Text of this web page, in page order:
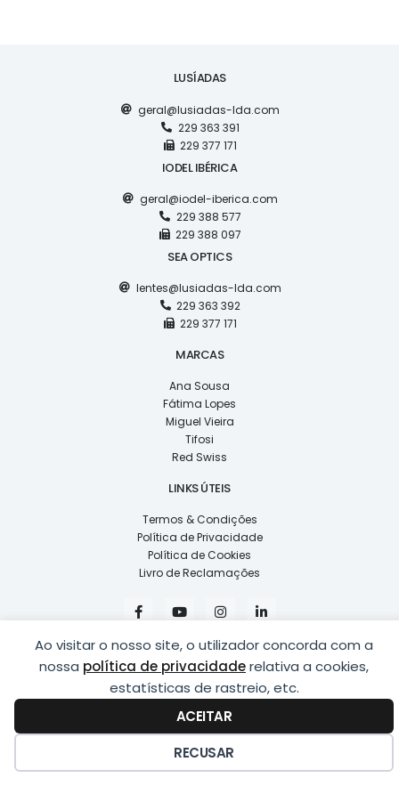
Ao visitar o nosso site, o utilizador concorda com a
nossa política de privacidaderelativa a cookies,
estatísticas de rastreio, etc.
ACEITAR
RECUSAR
LUSÍADAS
geral@lusiadas-lda.com
229 363 391
229 377 171
IODEL IBÉRICA
geral@iodel-iberica.com
229 388 577
229 388 097
SEA OPTICS
lentes@lusiadas-lda.com
229 363 392
229 377 171
MARCAS
Ana Sousa
Fátima Lopes
Miguel Vieira
Tifosi
Red Swiss
LINKS ÚTEIS
Termos & Condições
Política de Privacidade
Política de Cookies
Livro de Reclamações
F
a
e
o
o
k
Y
o
t
u
b
e
I
n
t
g
r
a
m
i
k
d
i
n
n
DESENVOLVIDO POR